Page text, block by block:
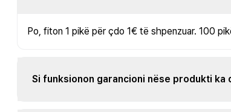
Po, fiton 1 pikë për çdo 1€ të shpenzuar. 100
Si funksionon garancioni nëse produkti ka